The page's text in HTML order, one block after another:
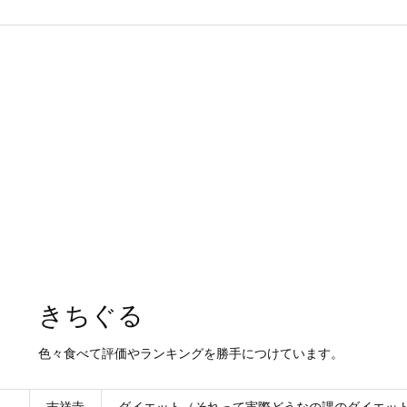
きちぐる
色々食べて評価やランキングを勝手につけています。